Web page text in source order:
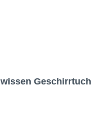
Geschirrtuch